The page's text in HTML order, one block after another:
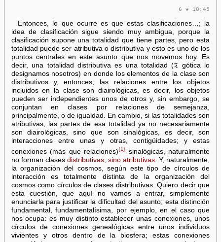
6 ❦ 10:45
Entonces, lo que ocurre es que estas clasificaciones…; la
idea de clasificación sigue siendo muy ambigua, porque la
clasificación supone una totalidad que tiene partes, pero esta
totalidad puede ser atributiva o distributiva y esto es uno de los
puntos centrales en este asunto que nos movemos hoy. Es
decir, una totalidad distributiva es una totalidad (𝔗 gótica lo
designamos nosotros) en donde los elementos de la clase son
distributivos y, entonces, las relaciones entre los objetos
incluidos en la clase son diairológicas, es decir, los objetos
pueden ser independientes unos de otros y, sin embargo, se
conjuntan en clases por relaciones de semejanza,
principalmente, o de igualdad. En cambio, si las totalidades son
atributivas, las partes de esa totalidad ya no necesariamente
son diairológicas, sino que son sinalógicas, es decir, son
interacciones entre unas y otras, contigüidades; y estas
conexiones (más que relaciones){1} sinalógicas, naturalmente
no forman clases distributivas, sino atributivas . Y, naturalmente,
la organización del cosmos, según este tipo de círculos de
interacción es totalmente distinta de la organización del
cosmos como círculos de clases distributivas. Quiero decir que
esta cuestión, que aquí no vamos a entrar, simplemente
enunciarla para justificar la dificultad del asunto; esta distinción
fundamental, fundamentalísima, por ejemplo, en el caso que
nos ocupa: es muy distinto establecer unas conexiones, unos
círculos de conexiones genealógicas entre unos individuos
vivientes y otros dentro de la biosfera; estas conexiones